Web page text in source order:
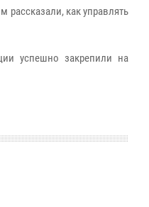
рассказали, как управлять
успешно закрепили на